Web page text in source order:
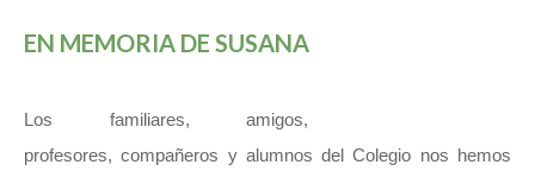
EN MEMORIA DE SUSANA
Los familiares, amigos,
profesores, compañeros y alumnos del Colegio nos hemos